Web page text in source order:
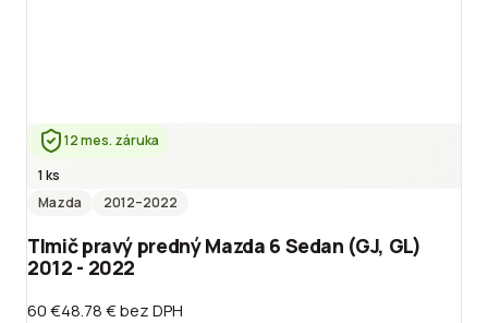
12 mes. záruka
1 ks
Mazda
2012–2022
Tlmič pravý predný Mazda 6 Sedan (GJ, GL)
2012 - 2022
60 €48.78 €bez DPH